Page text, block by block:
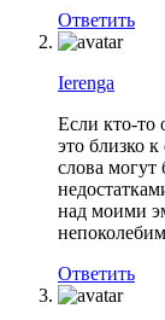
Ответить
Ierenga
Если кто-то
это близко
слова
над моими
Ответить